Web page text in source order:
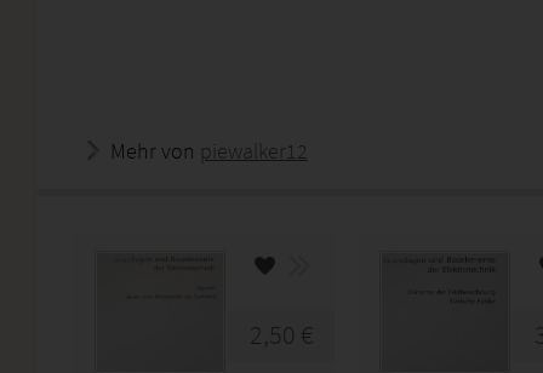
Mehr von piewalker12
2,50 €